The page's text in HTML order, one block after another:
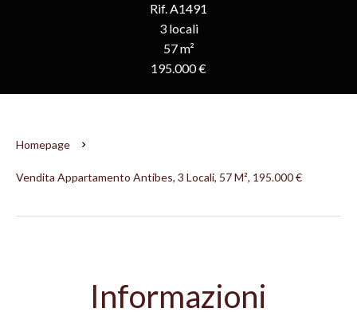
Rif. A1491
3 locali
57 m²
195.000 €
Homepage
Vendita Appartamento Antibes, 3 Locali, 57 M², 195.000 €
Informazioni